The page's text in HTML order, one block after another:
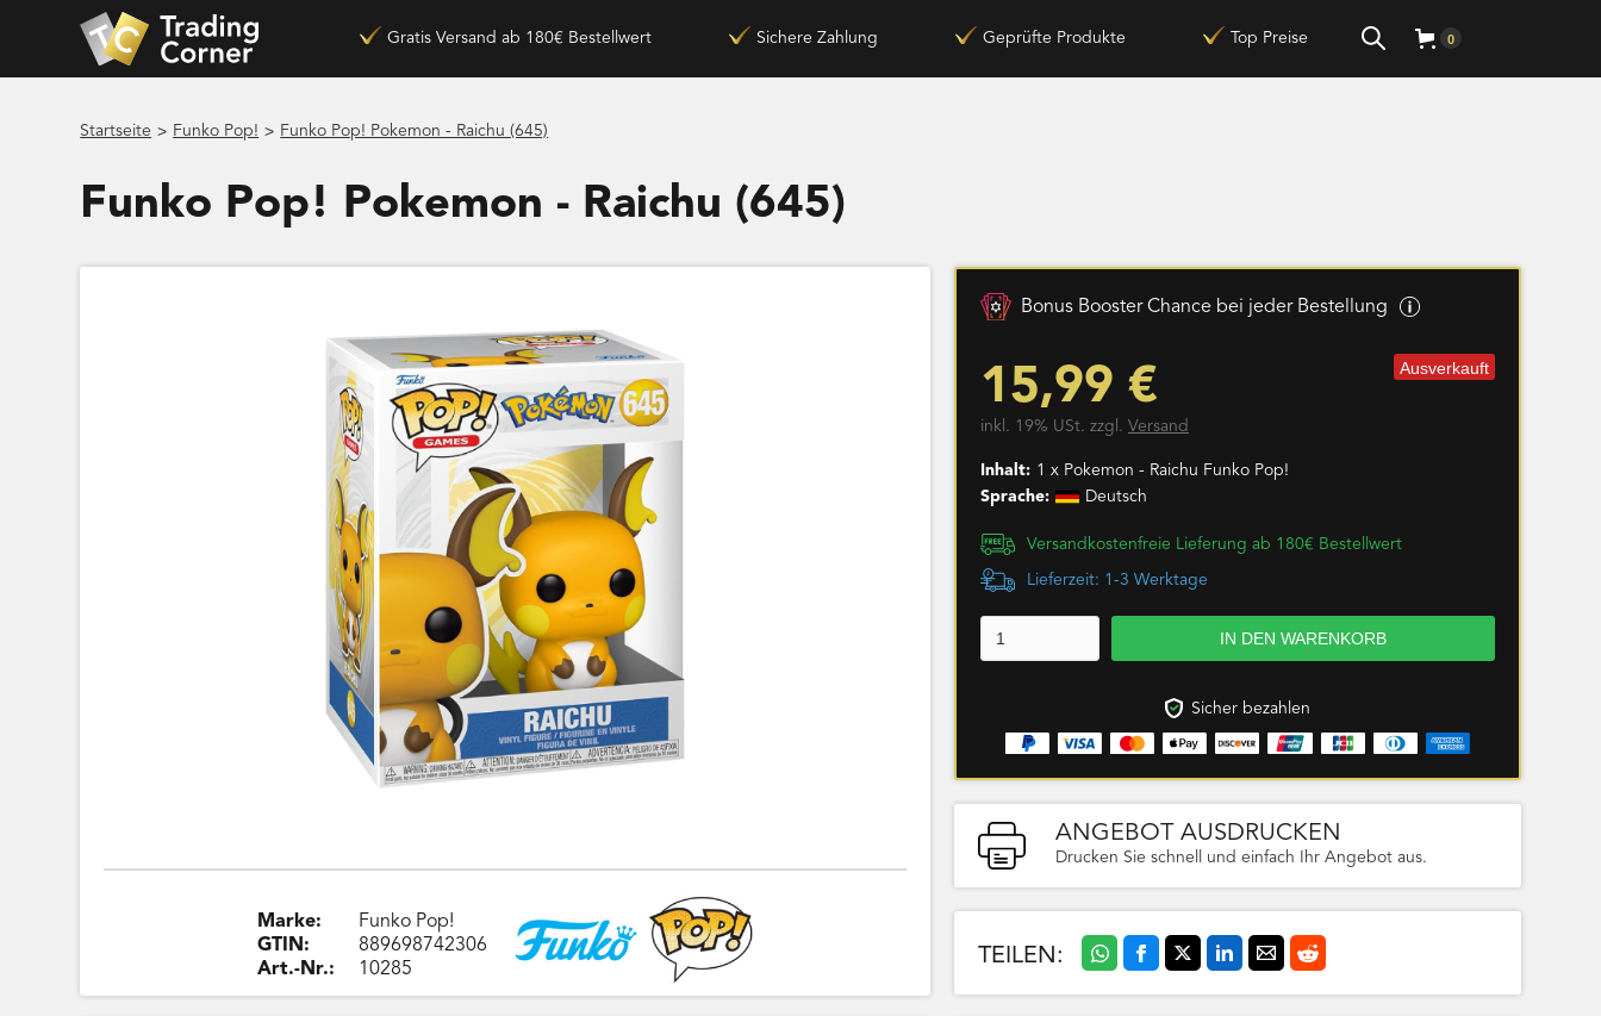
Gratis Versand ab 180€ Bestellwert Sichere Zahlung Geprüfte Produkte Top Preise 0
Startseite > Funko Pop! > Funko Pop! Pokemon - Raichu (645)
Funko Pop! Pokemon - Raichu (645)
Marke:
GTIN:
Art.-Nr.:
Funko Pop!
889698742306
10285
Bonus Booster Chance bei jeder Bestellung
15,99 € Ausverkauft
inkl. 19% USt. zzgl. Versand
Inhalt: 1 x Pokemon - Raichu Funko Pop!
Sprache:
Deutsch
Versandkostenfreie Lieferung ab 180€ Bestellwert
Lieferzeit: 1-3 Werktage
Sicher bezahlen
ANGEBOT AUSDRUCKEN
Drucken Sie schnell und einfach Ihr Angebot aus.
TEILEN: